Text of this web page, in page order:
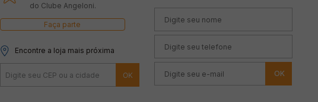
do Clube Angeloni.
Faça parte
Encontre a loja mais próxima
OK